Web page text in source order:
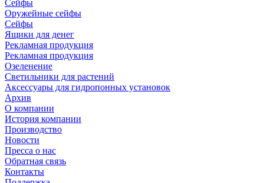
Сейфы
Оружейные сейфы
Сейфы
Ящики для денег
Рекламная продукция
Рекламная продукция
Озеленение
Светильники для растений
Аксессуары для гидропонных установок
Архив
О компании
История компании
Производство
Новости
Пресса о нас
Обратная связь
Контакты